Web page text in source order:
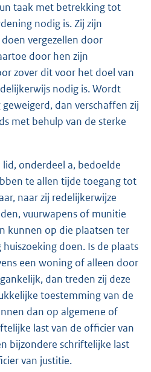
taak met betrekking tot
nodig is. Zij zijn
vergezellen door
door hen zijn
zover dit voor het doel van
nodig is. Wordt
dan verschaffen zij
met behulp van de sterke
lid, onderdeel a, bedoelde
te allen tijde toegang tot
naar zij redelijkerwijze
vuurwapens of munitie
kunnen op die plaatsen ter
doen. Is de plaats
een woning of alleen door
dan treden zij deze
toestemming van de
dan op algemene of
last van de officier van
bijzondere schriftelijke last
van justitie.